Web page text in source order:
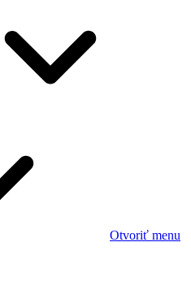
Otvoriť menu